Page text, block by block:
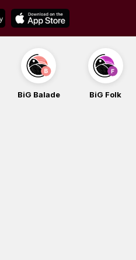
BiG Balade BiG Folk